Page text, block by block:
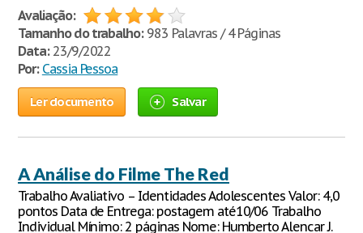
Avaliação:
Tamanho do trabalho:983 Palavras / 4 Páginas
Data:23/9/2022
Por: Cassia Pessoa
Ler documento Salvar
A Análise do Filme The Red
Trabalho Avaliativo – Identidades Adolescentes Valor: 4,0
pontos Data de Entrega: postagem até10/06 Trabalho
Individual Mínimo: 2 páginas Nome: Humberto Alencar J.